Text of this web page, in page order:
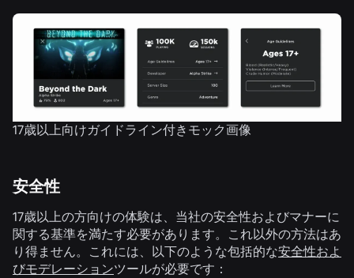
17歳以上向けガイドライン付きモック画像
安全性
17歳以上の方向けの体験は、当社の安全性およびマナーに
関する基準を満たす必要があります。これ以外の方法はあ
り得ません。これには、以下のような包括的な安全性およ
びモデレーションツールが必要です：